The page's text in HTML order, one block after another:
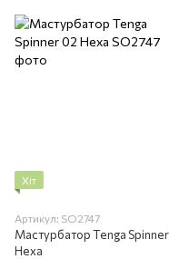
Хіт
Артикул: SO2747
Мастурбатор Tenga
Hexa